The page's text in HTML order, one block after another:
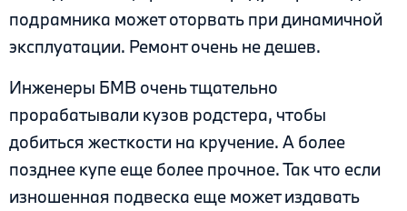
подрамника может оторвать при динамичной
эксплуатации. Ремонт очень не дешев.
Инженеры БМВ очень тщательно
прорабатывали кузов родстера, чтобы
добиться жесткости на кручение. А более
позднее купе еще более прочное. Так что если
изношенная подвеска еще может издавать